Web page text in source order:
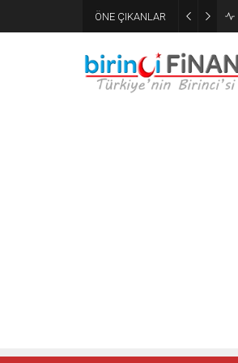
ÖNE ÇIKANLAR